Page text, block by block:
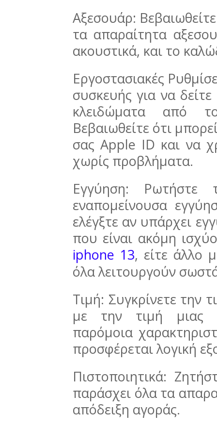
Αξεσουάρ:
τα απαραίτητα
ακουστικά, και το
Εργοστασιακές
συσκευής για να
κλειδώματα από
Βεβαιωθείτε ότι
σας Apple ID και να
χωρίς προβλήματα.
Εγγύηση:
εναπομείνουσα
ελέγξτε αν υπάρχει
που είναι ακόμη
iphone 13, είτε άλλο
όλα λειτουργούν
Τιμή: Συγκρίνετε την
με την τιμή μιας
παρόμοια
προσφέρεται λογική
Πιστοποιητικά:
παράσχει όλα τα
απόδειξη αγοράς.